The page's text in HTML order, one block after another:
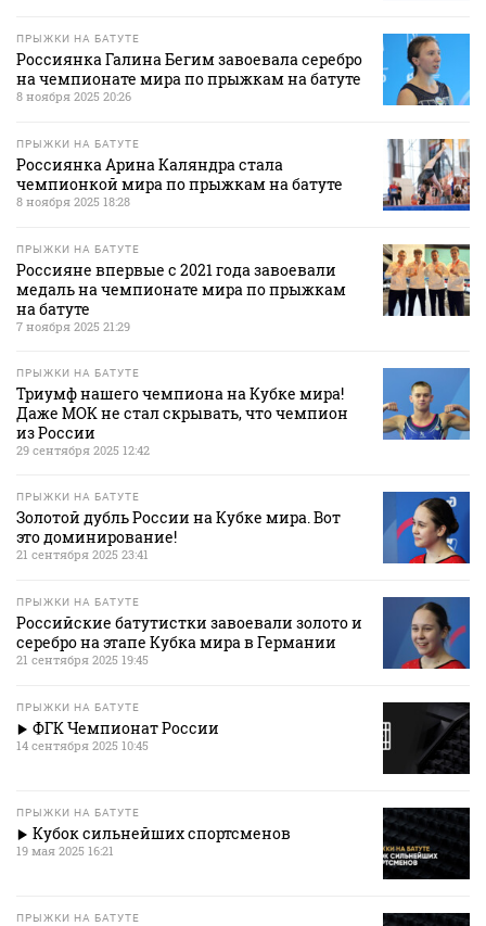
ПРЫЖКИ НА БАТУТЕ
Россиянка Галина Бегим завоевала серебро
на чемпионате мира по прыжкам на батуте
8 ноября 2025 20:26
ПРЫЖКИ НА БАТУТЕ
Россиянка Арина Каляндра стала
чемпионкой мира по прыжкам на батуте
8 ноября 2025 18:28
ПРЫЖКИ НА БАТУТЕ
Россияне впервые с 2021 года завоевали
медаль на чемпионате мира по прыжкам
на батуте
7 ноября 2025 21:29
ПРЫЖКИ НА БАТУТЕ
Триумф нашего чемпиона на Кубке мира!
Даже МОК не стал скрывать, что чемпион
из России
29 сентября 2025 12:42
ПРЫЖКИ НА БАТУТЕ
Золотой дубль России на Кубке мира. Вот
это доминирование!
21 сентября 2025 23:41
ПРЫЖКИ НА БАТУТЕ
Российские батутистки завоевали золото и
серебро на этапе Кубка мира в Германии
21 сентября 2025 19:45
ПРЫЖКИ НА БАТУТЕ
ФГК Чемпионат России
14 сентября 2025 10:45
ПРЫЖКИ НА БАТУТЕ
Кубок сильнейших спортсменов
19 мая 2025 16:21
ПРЫЖКИ НА БАТУТЕ